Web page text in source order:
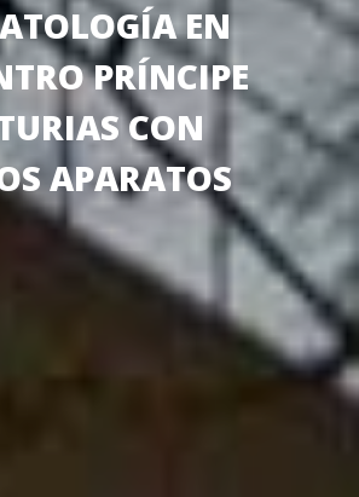
EN
PRÍNCIPE
CON
APARATOS